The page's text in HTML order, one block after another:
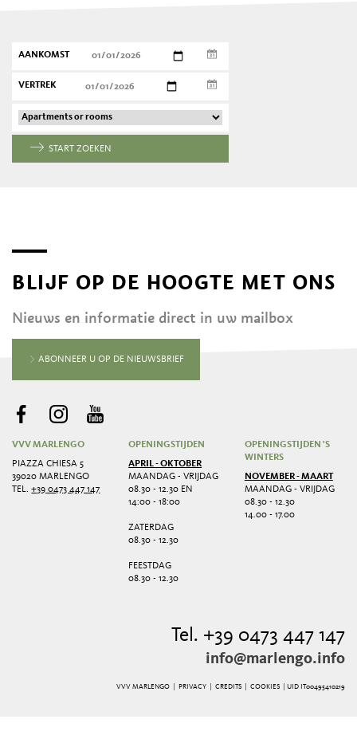
AANKOMST
VERTREK
START ZOEKEN
BLIJF OP DE HOOGTE MET ONS
Nieuws en informatie direct in uw mailbox
ABONNEER U OP DE NIEUWSBRIEF
VVV MARLENGO
PIAZZA CHIESA 5
39020 MARLENGO
TEL.+39 0473 447 147
OPENINGSTIJDEN
APRIL - OKTOBER
MAANDAG - VRIJDAG
08.30 - 12.30 EN
14:00 - 18:00
ZATERDAG
08.30 - 12.30
FEESTDAG
08.30 - 12.30
OPENINGSTIJDEN 'S
WINTERS
NOVEMBER - MAART
MAANDAG - VRIJDAG
08.30 - 12.30
14.00 - 17.00
Tel. +39 0473 447 147
info@marlengo.info
VVV MARLENGO | PRIVACY| CREDITS| COOKIES | UID IT00495410219